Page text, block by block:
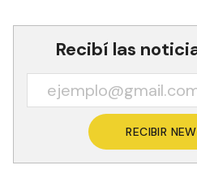
Recibí las
RECIBIR